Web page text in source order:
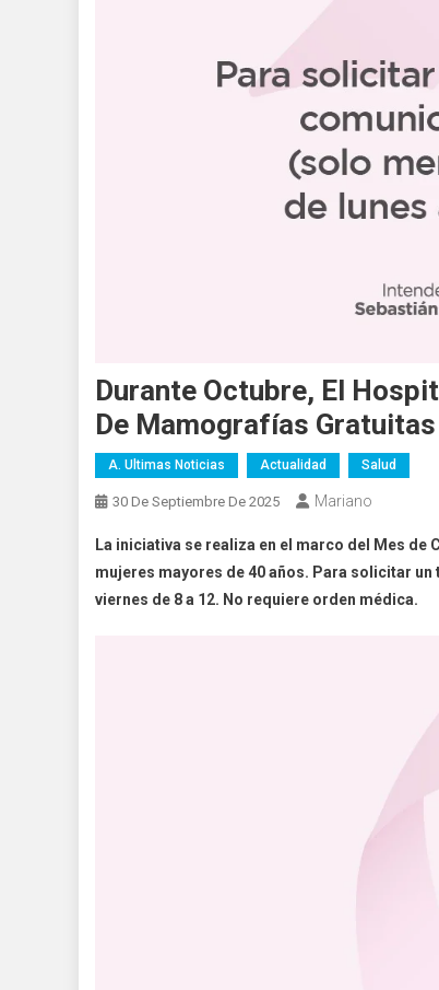
Durante Octubre, El
De Mamografías Gratuitas
A. Ultimas Noticias Actualidad Salud
30 De Septiembre De 2025 Mariano
La iniciativa se realiza en el marco del Mes de
mujeres mayores de 40 años. Para solicitar un
viernes de 8 a 12. No requiere orden médica.